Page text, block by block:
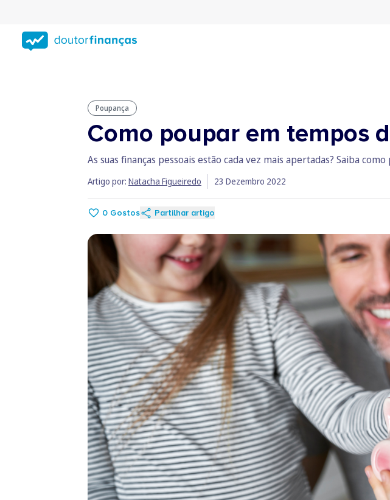
conteúdo
principal
Poupança
Como poupar em tempos
As suas finanças pessoais estão cada vez mais apertadas? Saiba
Artigo por: Natacha Figueiredo 23 Dezembro 2022
0 Gostos Partilhar artigo